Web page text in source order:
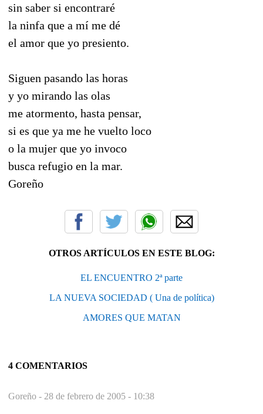
sin saber si encontraré
la ninfa que a mí me dé
el amor que yo presiento.
Siguen pasando las horas
y yo mirando las olas
me atormento, hasta pensar,
si es que ya me he vuelto loco
o la mujer que yo invoco
busca refugio en la mar.
Goreño
OTROS ARTÍCULOS EN ESTE BLOG:
EL ENCUENTRO 2ª parte
LA NUEVA SOCIEDAD ( Una de política)
AMORES QUE MATAN
4 COMENTARIOS
Goreño - 28 de febrero de 2005 - 10:38